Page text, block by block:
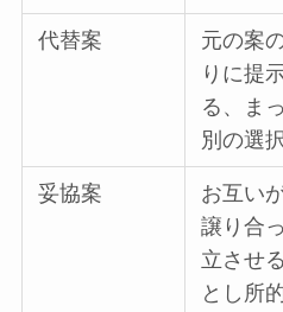
代替案
元の案
りに提
る、ま
別の選
妥協案
お互い
譲り合
立させ
とし所